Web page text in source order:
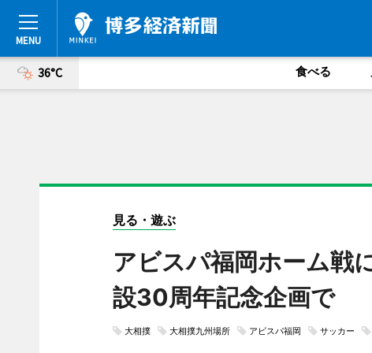
36°C 食べる
見る・遊ぶ
アビスパ福岡ホーム戦
設30周年記念企画で
大相撲 大相撲九州場所 アビスパ福岡 サッカー